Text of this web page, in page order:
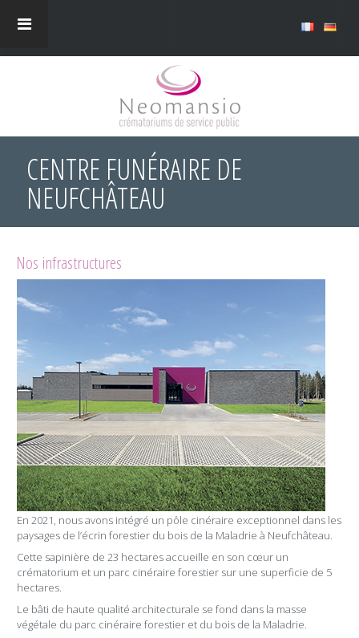
CENTRE FUNÉRAIRE DE
NEUFCHÂTEAU
Nos infrastructures
En 2021, nous avons intégré un pôle cinéraire exceptionnel dans les
paysages de l’écrin forestier du bois de la Maladrie à Neufchâteau.
Cette sapinière de 23 hectares accueille en son cœur un
crématorium et un parc cinéraire forestier sur une superficie de 5
hectares.
Le bâti de haute qualité architecturale se fond dans la masse
végétale du parc cinéraire forestier et du bois de la Maladrie.